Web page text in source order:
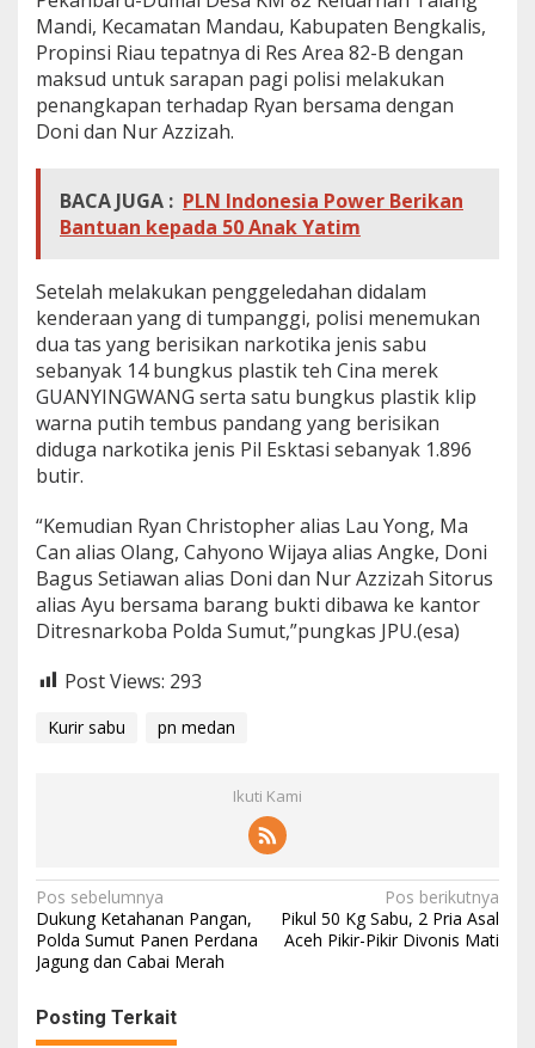
Mandi, Kecamatan Mandau, Kabupaten Bengkalis,
Propinsi Riau tepatnya di Res Area 82-B dengan
maksud untuk sarapan pagi polisi melakukan
penangkapan terhadap Ryan bersama dengan
Doni dan Nur Azzizah.
BACA JUGA : PLN Indonesia Power Berikan
Bantuan kepada 50 Anak Yatim
Setelah melakukan penggeledahan didalam
kenderaan yang di tumpanggi, polisi menemukan
dua tas yang berisikan narkotika jenis sabu
sebanyak 14 bungkus plastik teh Cina merek
GUANYINGWANG serta satu bungkus plastik klip
warna putih tembus pandang yang berisikan
diduga narkotika jenis Pil Esktasi sebanyak 1.896
butir.
“Kemudian Ryan Christopher alias Lau Yong, Ma
Can alias Olang, Cahyono Wijaya alias Angke, Doni
Bagus Setiawan alias Doni dan Nur Azzizah Sitorus
alias Ayu bersama barang bukti dibawa ke kantor
Ditresnarkoba Polda Sumut,”pungkas JPU.(esa)
Post Views: 293
Kurir sabu pn medan
Ikuti Kami
Navigasi
pos
Pos sebelumnya
Dukung Ketahanan Pangan,
Polda Sumut Panen Perdana
Jagung dan Cabai Merah
Pos berikutnya
Pikul 50 Kg Sabu, 2 Pria Asal
Aceh Pikir-Pikir Divonis Mati
Posting Terkait